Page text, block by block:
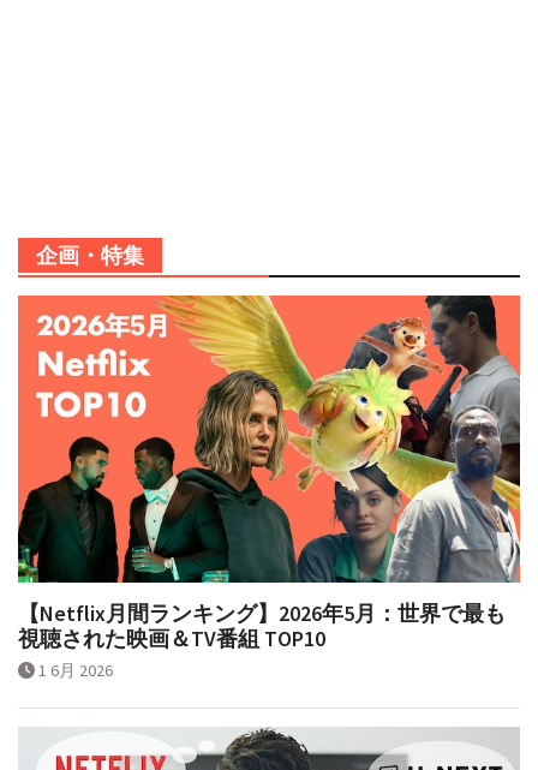
企画・特集
【Netflix月間ランキング】2026年5月：世界で最も
視聴された映画＆TV番組 TOP10
1 6月 2026